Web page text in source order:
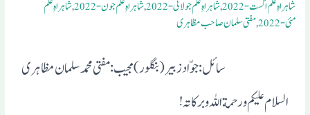
شاہراہِ علم اگست- 2022 ,شاہراہِ علم جولائی- 2022 ,شاہراہِ علم جون- 2022 ,شاہراہِ علم
مئی- 2022
,مفتی سلمان صاحب مظاہری
سائل : جو ّاد زبیر(بنگلور)مجیب: مفتی محمد سلمان مظاہری
السلام علیکم ورحمة اللہ و برکاتہ!